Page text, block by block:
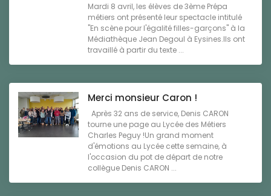
Mardi 8 avril, les élèves de 3ème Prépa
métiers ont présenté leur spectacle intitulé
"En scène pour l'égalité filles-garçons" à la
Médiathèque Jean Degoul à Eysines.Ils ont
travaillé à partir du texte ...
Merci monsieur Caron !
Après 32 ans de service, Denis CARON
tourne une page au Lycée des Métiers
Charles Peguy !Un grand moment
d'émotions au Lycée cette semaine, à
l'occasion du pot de départ de notre
collègue Denis CARON ...